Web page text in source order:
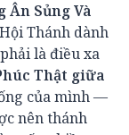
Ân Sủng Và
Thánh dành
là điều xa
Thật giữa
của mình —
nên thánh